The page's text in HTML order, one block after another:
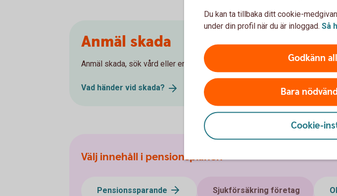
Anmäl skada
Anmäl skada, sök vård eller ersättning. Här hittar du kontaktuppgifter och
Vad händer vid skada?
Välj innehåll i pensionsplanen
Pensionssparande Sjukförsäkring företag
Du kan ta tillbaka ditt cookie-
under din profil när du är inloggad. Så
Godkänn
Bara
Cookie-